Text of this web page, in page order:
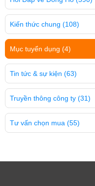
Kiến thức chung (108)
Mục tuyển dụng (4)
Tin tức & sự kiện (63)
Truyền thông công ty (31)
Tư vấn chọn mua (55)